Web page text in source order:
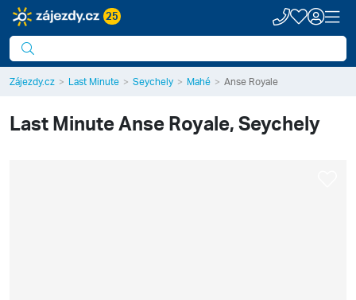
25
Zájezdy.cz Last Minute Seychely Mahé Anse Royale
Last MinuteAnse Royale, Seychely